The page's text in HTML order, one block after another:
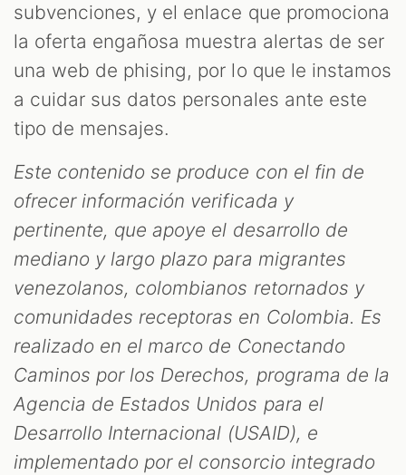
subvenciones, y el enlace que promociona
la oferta engañosa muestra alertas de ser
una web de phising, por lo que le instamos
a cuidar sus datos personales ante este
tipo de mensajes.
Este contenido se produce con el fin de
ofrecer información verificada y
pertinente, que apoye el desarrollo de
mediano y largo plazo para migrantes
venezolanos, colombianos retornados y
comunidades receptoras en Colombia. Es
realizado en el marco de Conectando
Caminos por los Derechos, programa de la
Agencia de Estados Unidos para el
Desarrollo Internacional (USAID), e
implementado por el consorcio integrado